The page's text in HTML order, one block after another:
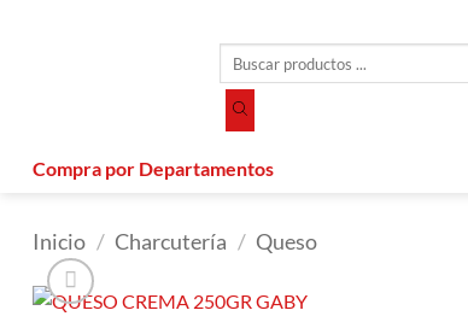
productos
Compra por Departamentos
Inicio / Charcutería / Queso